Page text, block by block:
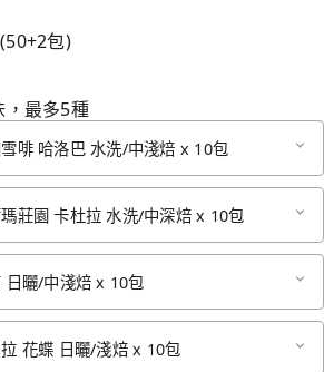
(50+2包)
，最多5種
啡 哈洛巴 水洗/中淺焙 x 10包
莊園 卡杜拉 水洗/中深焙 x 10包
日曬/中淺焙 x 10包
花蝶 日曬/淺焙 x 10包